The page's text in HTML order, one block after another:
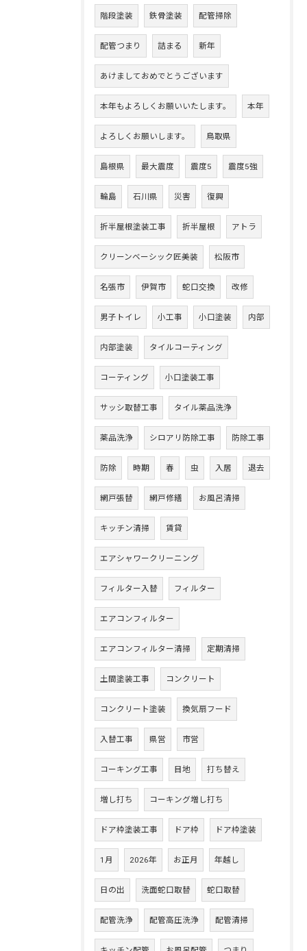
階段塗装 鉄骨塗装 配管掃除
配管つまり 詰まる 新年
あけましておめでとうございます
本年もよろしくお願いいたします。 本年
よろしくお願いします。 鳥取県
島根県 最大震度 震度5 震度5強
輪島 石川県 災害 復興
折半屋根塗装工事 折半屋根 アトラ
クリーンベーシック匠美装 松阪市
名張市 伊賀市 蛇口交換 改修
男子トイレ 小工事 小口塗装 内部
内部塗装 タイルコーティング
コーティング 小口塗装工事
サッシ取替工事 タイル薬品洗浄
薬品洗浄 シロアリ防除工事 防除工事
防除 時期 春 虫 入居 退去
網戸張替 網戸修繕 お風呂清掃
キッチン清掃 賃貸
エアシャワークリーニング
フィルター入替 フィルター
エアコンフィルター
エアコンフィルター清掃 定期清掃
土間塗装工事 コンクリート
コンクリート塗装 換気扇フード
入替工事 県営 市営
コーキング工事 目地 打ち替え
増し打ち コーキング増し打ち
ドア枠塗装工事 ドア枠 ドア枠塗装
1月 2026年 お正月 年越し
日の出 洗面蛇口取替 蛇口取替
配管洗浄 配管高圧洗浄 配管清掃